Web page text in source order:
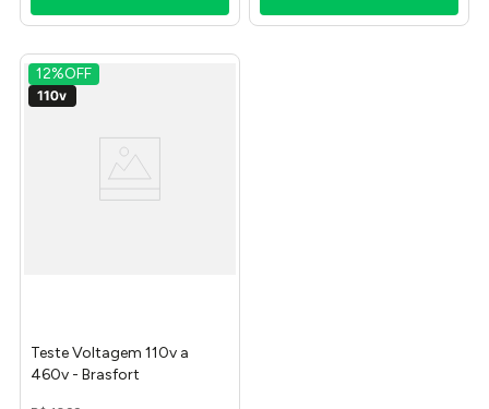
12%OFF
Teste Voltagem 110v a
460v - Brasfort